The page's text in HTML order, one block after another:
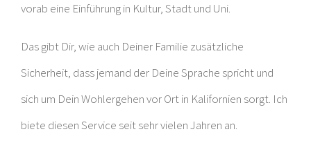
vorab eine Einführung in Kultur, Stadt und Uni.
Das gibt Dir, wie auch Deiner Familie zusätzliche
Sicherheit, dass jemand der Deine Sprache spricht und
sich um Dein Wohlergehen vor Ort in Kalifornien sorgt. Ich
biete diesen Service seit sehr vielen Jahren an.